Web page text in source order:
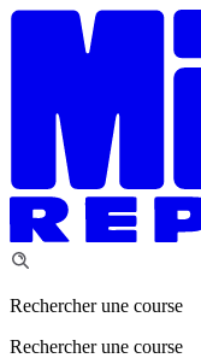
Rechercher une course
Rechercher une course